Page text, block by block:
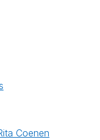
Coenen